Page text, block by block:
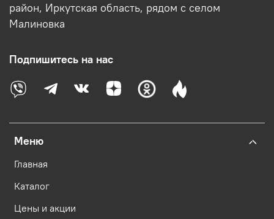
Меню
Главная
Каталог
Цены и акции
район, Иркутская область, рядом с селом
Малиновка
Подпишитесь на нас